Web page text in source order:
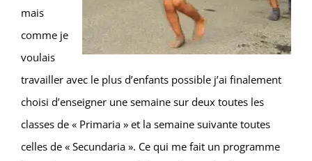
mais
comme je
voulais
travailler avec le plus d’enfants possible j’ai finalement
choisi d’enseigner une semaine sur deux toutes les
classes de « Primaria » et la semaine suivante toutes
celles de « Secundaria ». Ce qui me fait un programme